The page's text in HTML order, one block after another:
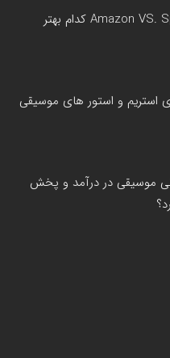
آمازون یا اسپاتیفای: Amazon VS. Spotify کدام بهتر
و استور های موسیقی
موسیقی در درآمد و پخش